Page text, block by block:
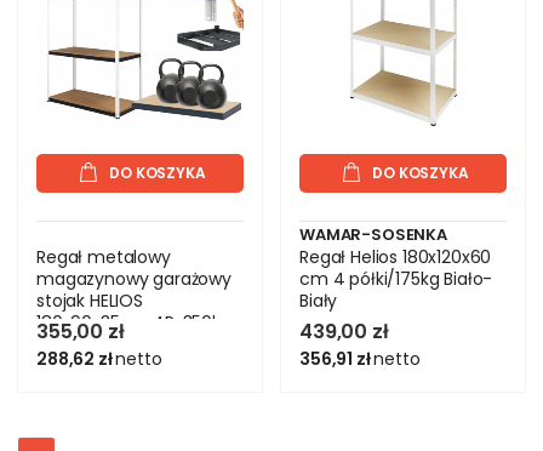
DO KOSZYKA
Regał metalowy
magazynowy garażowy
stojak HELIOS
180x90x35cm 4Px350kg
355,00 zł
288,62 złnetto
DO KOSZYKA
WAMAR-SOSENKA
Regał Helios 180x120x60
cm 4 półki/175kg Biało-
Biały
439,00 zł
356,91 złnetto